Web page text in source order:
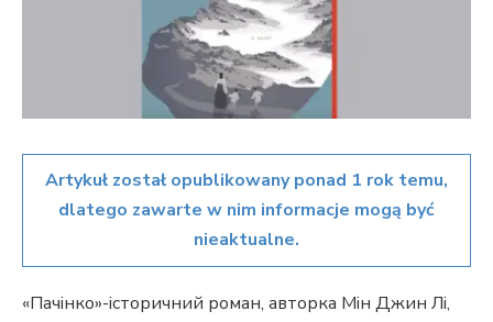
Artykuł został opublikowany ponad 1 rok temu,
dlatego zawarte w nim informacje mogą być
nieaktualne.
«Пачінко»-історичний роман, авторка Мін Джин Лі,